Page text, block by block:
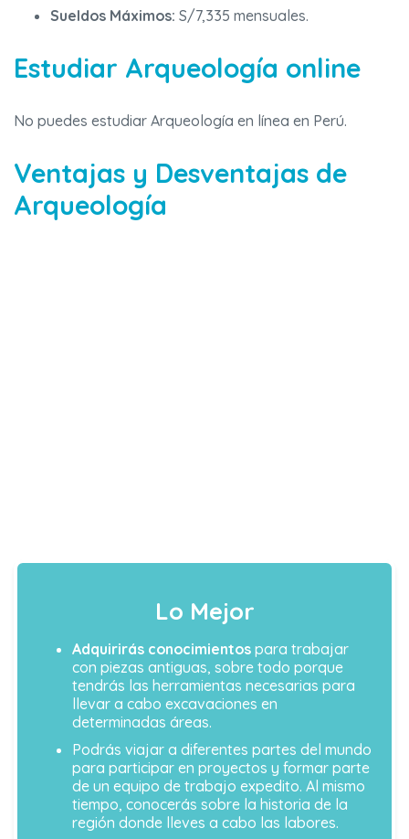
Sueldos Máximos: S/7,335 mensuales.
Estudiar Arqueología online
No puedes estudiar Arqueología en línea en Perú.
Ventajas y Desventajas de
Arqueología
Lo Mejor
Adquirirás conocimientos para trabajar
con piezas antiguas, sobre todo porque
tendrás las herramientas necesarias para
llevar a cabo excavaciones en
determinadas áreas.
Podrás viajar a diferentes partes del mundo
para participar en proyectos y formar parte
de un equipo de trabajo expedito. Al mismo
tiempo, conocerás sobre la historia de la
región donde lleves a cabo las labores.